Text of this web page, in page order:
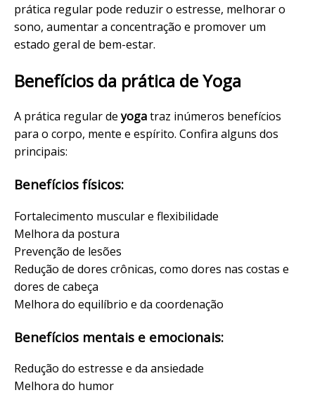
prática regular pode reduzir o estresse, melhorar o
sono, aumentar a concentração e promover um
estado geral de bem-estar.
Benefícios da prática de Yoga
A prática regular deyogatraz inúmeros benefícios
para o corpo, mente e espírito. Confira alguns dos
principais:
Benefícios físicos:
Fortalecimento muscular e flexibilidade
Melhora da postura
Prevenção de lesões
Redução de dores crônicas, como dores nas costas e
dores de cabeça
Melhora do equilíbrio e da coordenação
Benefícios mentais e emocionais:
Redução do estresse e da ansiedade
Melhora do humor